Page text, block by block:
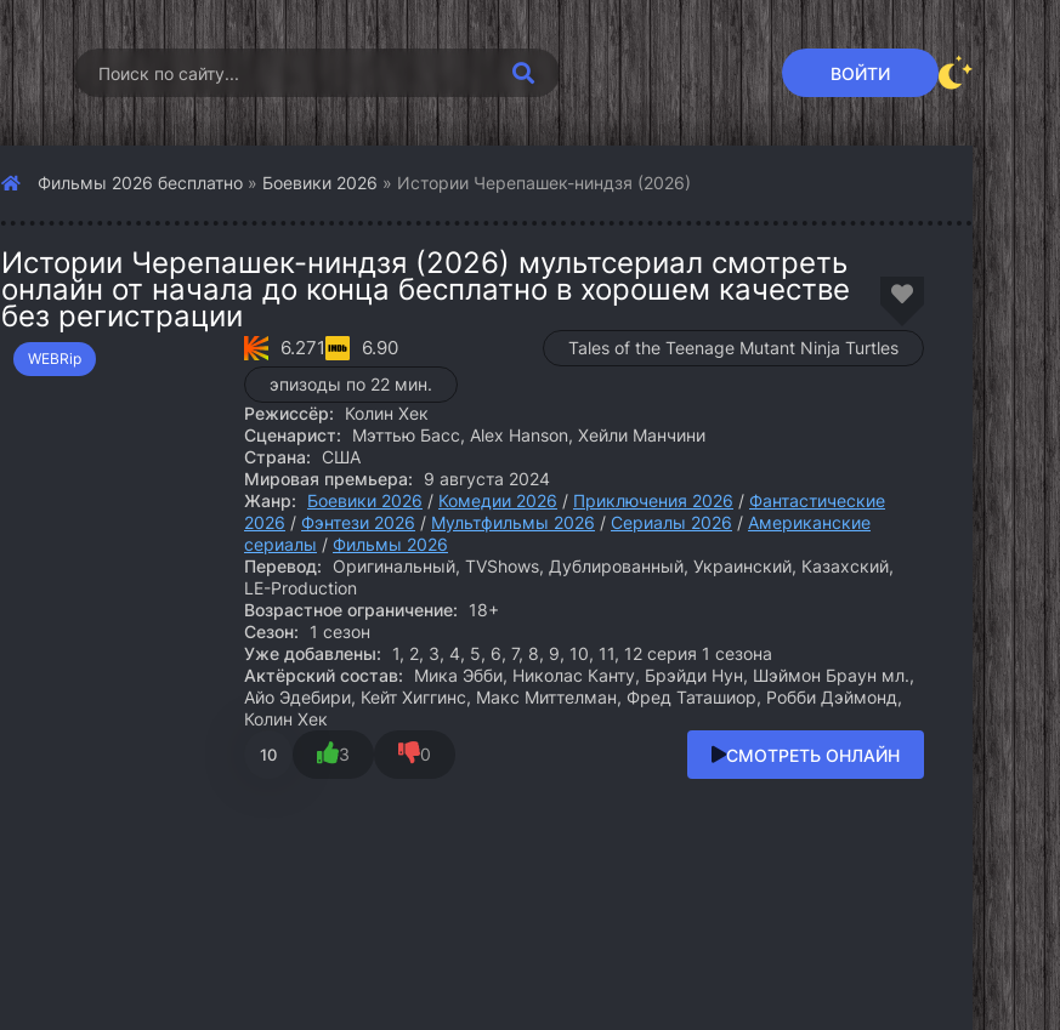
ВОЙТИ
Фильмы 2026 бесплатно » Боевики 2026 » Истории Черепашек-ниндзя (2026)
Истории Черепашек-ниндзя (2026) мультсериал смотреть
онлайн от начала до конца бесплатно в хорошем качестве
без регистрации
WEBRip 6.271 6.90
Tales of the Teenage Mutant Ninja Turtles
эпизоды по 22 мин.
Режиссёр:
Колин Хек
Сценарист:
Мэттью Басс, Alex Hanson, Хейли Манчини
Страна:
США
Мировая премьера:
9 августа 2024
Жанр:
Боевики 2026 / Комедии 2026 / Приключения 2026 / Фантастические
2026 / Фэнтези 2026 / Мультфильмы 2026 / Сериалы 2026 / Американские
сериалы / Фильмы 2026
Перевод:
Оригинальный, TVShows, Дублированный, Украинский, Казахский,
LE-Production
Возрастное ограничение:
18+
Сезон:
1 сезон
Уже добавлены:
1, 2, 3, 4, 5, 6, 7, 8, 9, 10, 11, 12 серия 1 сезона
Актёрский состав:
Мика Эбби, Николас Канту, Брэйди Нун, Шэймон Браун мл.,
Айо Эдебири, Кейт Хиггинс, Макс Миттелман, Фред Таташиор, Робби Дэймонд,
Колин Хек
10 3 0 СМОТРЕТЬ ОНЛАЙН